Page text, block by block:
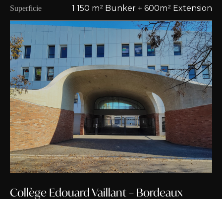
Superficie 1 150 m² Bunker + 600m² Extension
Collège Edouard Vaillant – Bordeaux